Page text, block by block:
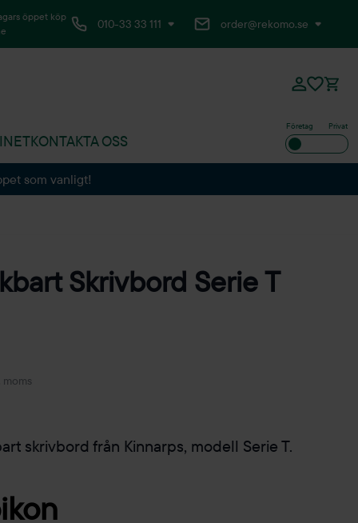
öppet köp
010-33 33 111 order@rekomo.se
KONTAKTA OSS
Företag Privat
som vanligt!
Skrivbord Serie T
moms
skrivbord från Kinnarps, modell Serie T.